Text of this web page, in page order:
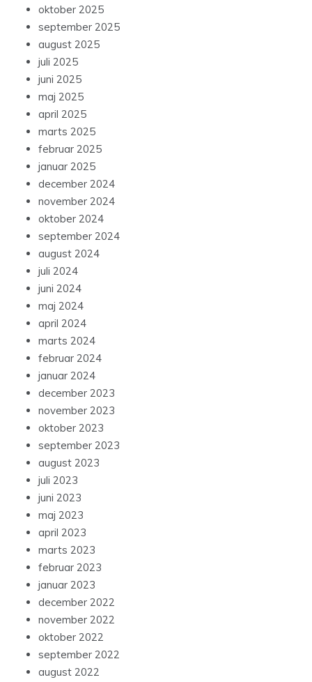
oktober 2025
september 2025
august 2025
juli 2025
juni 2025
maj 2025
april 2025
marts 2025
februar 2025
januar 2025
december 2024
november 2024
oktober 2024
september 2024
august 2024
juli 2024
juni 2024
maj 2024
april 2024
marts 2024
februar 2024
januar 2024
december 2023
november 2023
oktober 2023
september 2023
august 2023
juli 2023
juni 2023
maj 2023
april 2023
marts 2023
februar 2023
januar 2023
december 2022
november 2022
oktober 2022
september 2022
august 2022